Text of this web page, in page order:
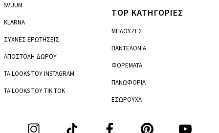
SVUUM
KLARNA
ΣΥΧΝΕΣ ΕΡΩΤΗΣΕΙΣ
ΑΠΟΣΤΟΛΗ ΔΩΡΟΥ
ΤΑ LOOKS ΤΟΥ INSTAGRAM
ΤΑ LOOKS ΤΟΥ TIK TOK
TOP ΚΑΤΗΓΟΡΙΕΣ
ΜΠΛΟΥΖΕΣ
ΠΑΝΤΕΛΟΝΙΑ
ΦΟΡΕΜΑΤΑ
ΠΑΝΩΦΟΡΙΑ
ΕΣΩΡΟΥΧΑ